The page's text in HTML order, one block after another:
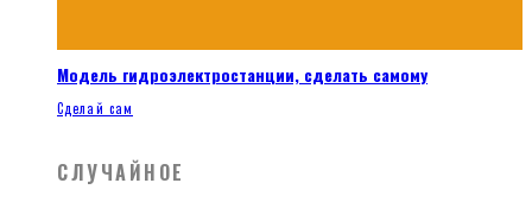
Модель гидроэлектростанции, сделать самому
Сделай сам
СЛУЧАЙНОЕ